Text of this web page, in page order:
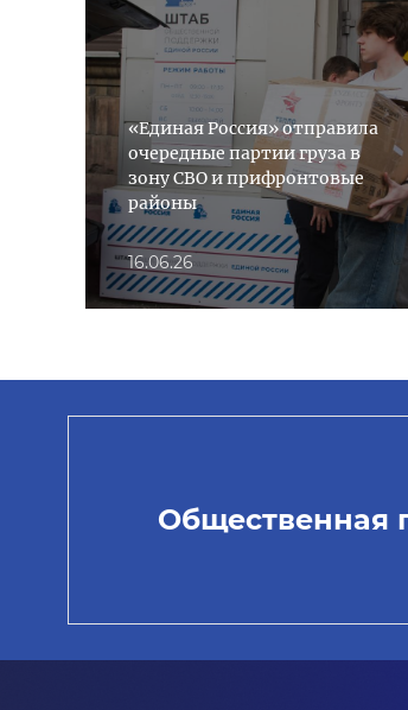
«Единая Россия» отправила
очередные партии груза в
зону СВО и прифронтовые
районы
16.06.26
Общественная